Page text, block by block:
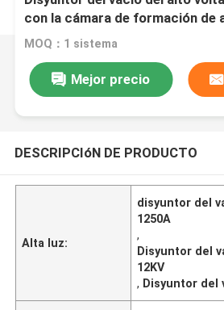
con la cámara de formación de
MOQ：1 sistema
Mejor precio
DESCRIPCIóN DE PRODUCTO
Alta luz:
disyuntor del
1250A
,
Disyuntor del
12KV
, Disyuntor del